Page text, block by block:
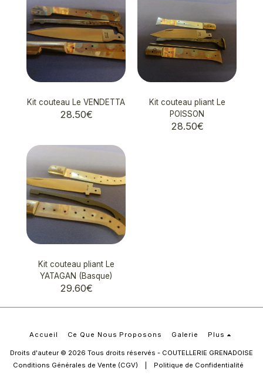
Kit couteau Le VENDETTA
28.50€
Kit couteau pliant Le
POISSON
28.50€
Kit couteau pliant Le
YATAGAN (Basque)
29.60€
Accueil Ce Que Nous Proposons Galerie Plus
Droits d'auteur © 2026 Tous droits réservés - COUTELLERIE GRENADOISE
Conditions Générales de Vente (CGV)
Politique de Confidentialité